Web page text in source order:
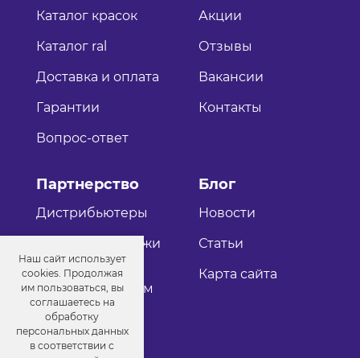
Каталог красок
Каталог ral
Доставка и оплата
Гарантии
Вопрос-ответ
Акции
Отзывы
Вакансии
Контакты
Партнерство
Дистрибьютеры
Оптовые продажи
Как стать
дистрибьютером
Блог
Новости
Статьи
Карта сайта
Наш сайт использует
cookies. Продолжая
им пользоваться, вы
соглашаетесь на
обработку
персональных данных
в соответствии с